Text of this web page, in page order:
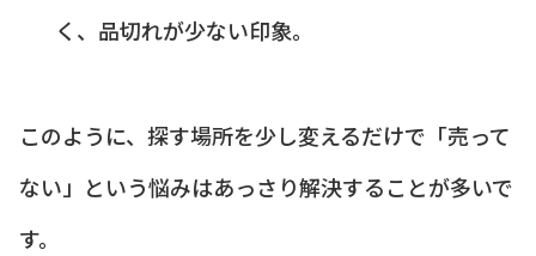
く、品切れが少ない印象。
このように、探す場所を少し変えるだけで「売って
ない」という悩みはあっさり解決することが多いで
す。